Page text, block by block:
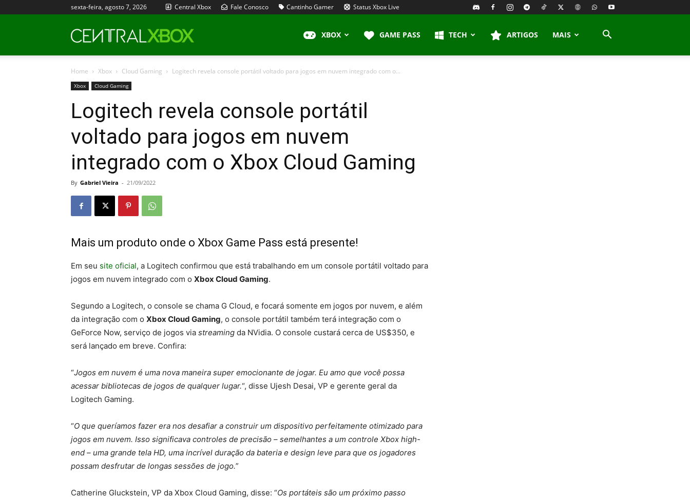
sexta-feira, agosto 7, 2026 Central Xbox Fale Conosco Cantinho Gamer Status Xbox Live
Xbox
XBOX GAME PASS TECH ARTIGOS MAIS
Home Xbox Cloud Gaming Logitech revela console portátil voltado para jogos em nuvem integrado com o...
Xbox Cloud Gaming
Logitech revela console portátil
voltado para jogos em nuvem
integrado com o Xbox Cloud Gaming
By Gabriel Vieira - 21/09/2022
Mais um produto onde o Xbox Game Pass está presente!
Em seu site oficial, a Logitech confirmou que está trabalhando em um console portátil voltado para
jogos em nuvem integrado com o Xbox Cloud Gaming.
Segundo a Logitech, o console se chama G Cloud, e focará somente em jogos por nuvem, e além
da integração com o Xbox Cloud Gaming, o console portátil também terá integração com o
GeForce Now, serviço de jogos via streaming da NVidia. O console custará cerca de US$350, e
será lançado em breve. Confira:
“Jogos em nuvem é uma nova maneira super emocionante de jogar. Eu amo que você possa
acessar bibliotecas de jogos de qualquer lugar.“, disse Ujesh Desai, VP e gerente geral da
Logitech Gaming.
“O que queríamos fazer era nos desafiar a construir um dispositivo perfeitamente otimizado para
jogos em nuvem. Isso significava controles de precisão – semelhantes a um controle Xbox high-
end – uma grande tela HD, uma incrível duração da bateria e design leve para que os jogadores
possam desfrutar de longas sessões de jogo.”
Catherine Gluckstein, VP da Xbox Cloud Gaming, disse: “Os portáteis são um próximo passo